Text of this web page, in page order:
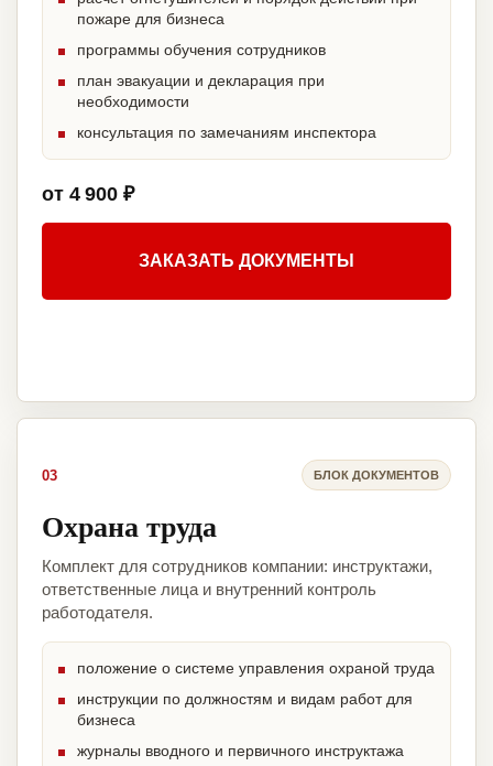
пожаре для бизнеса
программы обучения сотрудников
план эвакуации и декларация при
необходимости
консультация по замечаниям инспектора
от 4 900 ₽
ЗАКАЗАТЬ ДОКУМЕНТЫ
03 БЛОК ДОКУМЕНТОВ
Охрана труда
Комплект для сотрудников компании: инструктажи,
ответственные лица и внутренний контроль
работодателя.
положение о системе управления охраной труда
инструкции по должностям и видам работ для
бизнеса
журналы вводного и первичного инструктажа